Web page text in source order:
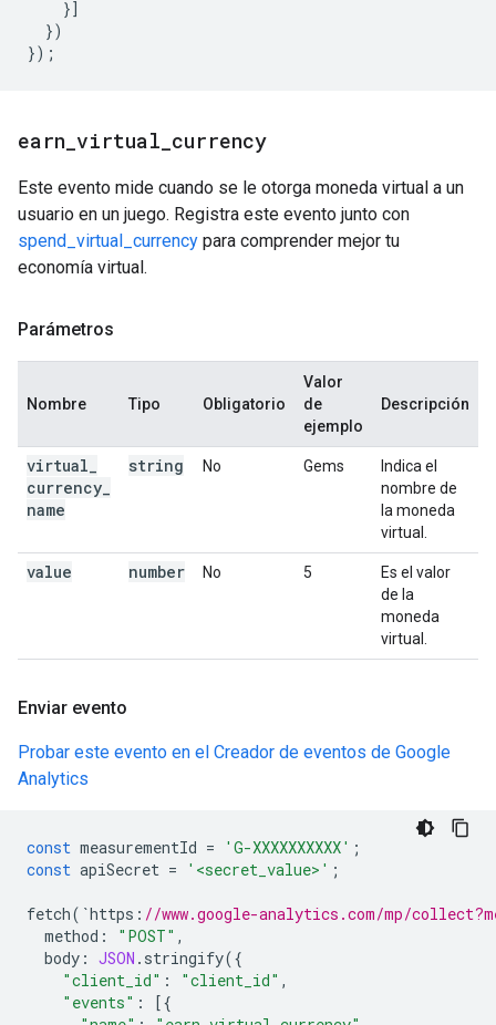
}]
})
});
earn virtual currency
Este evento mide cuando se le otorga moneda virtual a un
usuario en un juego. Registra este evento junto con
spend_virtual_currency para comprender mejor tu
economía virtual.
Parámetros
Nombre Tipo Obligatorio
Valor
de
ejemplo
Descripción
virtual
currency
name
string No Gems
Indica el
nombre de
la moneda
virtual.
value number No 5
Es el valor
de la
moneda
virtual.
Enviar evento
Probar este evento en el Creador de eventos de Google
Analytics
const measurementId = 'G-XXXXXXXXXX' ;
const apiSecret = '<secret_value>' ;
fetch( `https : //www.google-analytics.com/mp/
method : "POST" ,
body : JSON . stringify({
"client_id" : "client_id" ,
"events" :
[{